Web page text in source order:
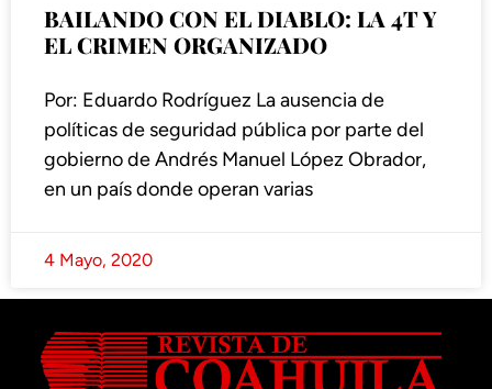
BAILANDO CON EL DIABLO: LA 4T Y
EL CRIMEN ORGANIZADO
Por: Eduardo Rodríguez La ausencia de
políticas de seguridad pública por parte del
gobierno de Andrés Manuel López Obrador,
en un país donde operan varias
4 Mayo, 2020